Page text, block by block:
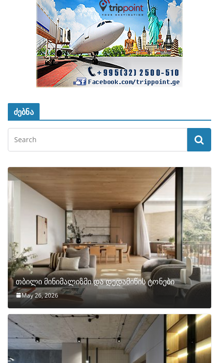
ძებნა
თბილი მინიმალიზმი და დედამიწის ტონები
May 26, 2026